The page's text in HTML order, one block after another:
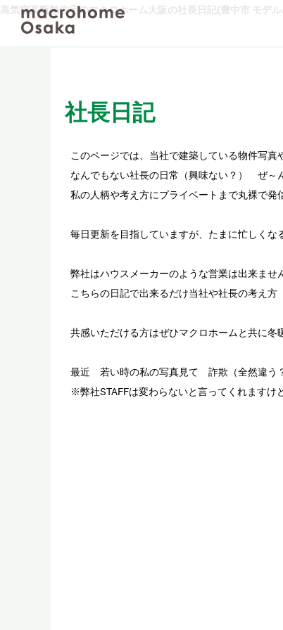
高気密高断熱住宅のマクロホーム大阪の社長日記(豊中市 モデ
社長日記
このページでは、当社で建築している物件写
なんでもない社長の日常（興味ない？） ぜ～
私の人柄や考え方にプライベートまで丸裸で発
毎日更新を目指していますが、たまに忙しくな
弊社はハウスメーカーのような営業は出来ませ
こちらの日記で出来るだけ当社や社長の考え
共感いただける方はぜひマクロホームと共に冬
最近 若い時の私の写真見て 詐欺（全然違う
※弊社STAFFは変わらないと言ってくれますけ